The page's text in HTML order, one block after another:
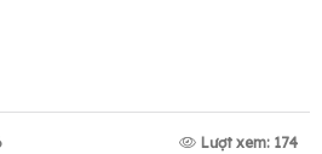
Lượt xem: 174